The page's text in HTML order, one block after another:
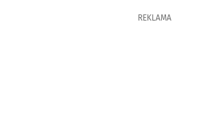
REKLAMA